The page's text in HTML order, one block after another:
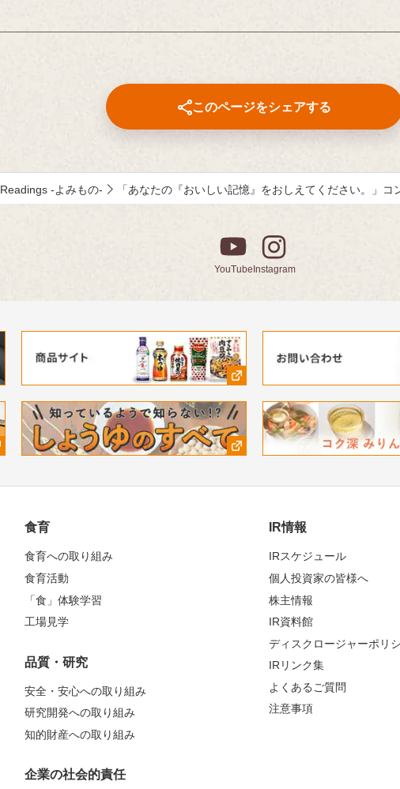
テインメント番組です。
MC ：藤井隆 進行：吉竹史 ナレータ
このページをシェアする
Readings -よみもの- 「あなたの『おいしい記憶』をおしえてください。」コ
YouTubeInstagram
食育
食育への取り組み
食育活動
「食」体験学習
工場見学
品質・研究
安全・安心への取り組み
研究開発への取り組み
知的財産への取り組み
企業の社会的責任
IR情報
IRスケジュール
個人投資家の皆様へ
株主情報
IR資料館
ディスクロージャーポリ
IRリンク集
よくあるご質問
注意事項